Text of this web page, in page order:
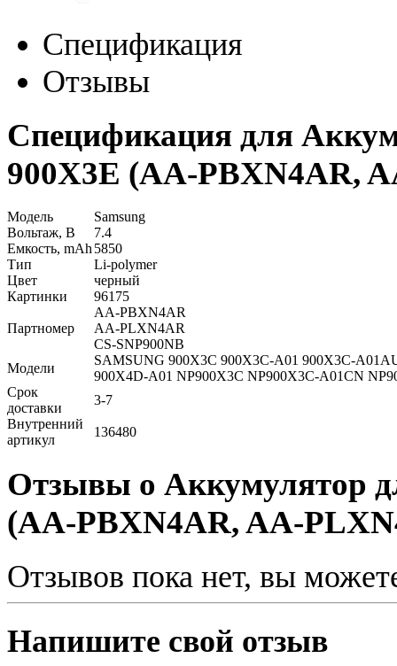
Спецификация
Отзывы
Спецификация для
900X3E (AA-PBXN4AR,
Модель
Samsung
Вольтаж, В
7.4
Емкость, mAh 5850
Тип
Li-polymer
Цвет
черный
Картинки
96175
Партномер
AA-PBXN4AR
AA-PLXN4AR
CS-SNP900NB
Модели
SAMSUNG 900X3C 900X3C-A01 900X3C-
900X4D-A01 NP900X3C NP900X3C-A01CN
Срок
доставки
3-7
Внутренний
артикул
136480
Отзывы о Аккумулятор
(AA-PBXN4AR, AA-
Отзывов пока нет, вы
Напишите свой отзыв